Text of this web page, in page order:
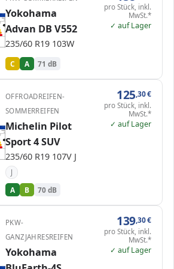
1438130
R7658
C1
A
Yokohama
Advan DB V552
235/60 R19 103W
C A 71 dB
pro Stück, inkl.
MwSt.*
✓ auf Lager
411971
752954
C1
B
OFFROADREIFEN-
SOMMERREIFEN
Michelin Pilot
Sport 4 SUV
235/60 R19 107V J
J
A B 70 dB
125,30€
pro Stück, inkl.
MwSt.*
✓ auf Lager
PKW-
GANZJAHRESREIFEN
Yokohama
139,30€
pro Stück, inkl.
MwSt.*
✓ auf Lager